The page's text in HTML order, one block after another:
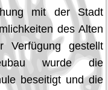
mit der Stadt
des Alten
Verfügung gestellt
wurde die
beseitigt und die